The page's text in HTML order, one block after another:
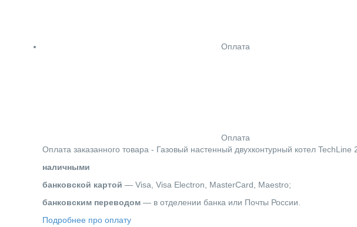
Оплата
Оплата
Оплата заказанного товара - Газовый настенный двухконтурный котел
наличными
банковской картой — Visa, Visa Electron, MasterCard, Maestro;
банковским переводом — в отделении банка или Почты России.
Подробнее про оплату